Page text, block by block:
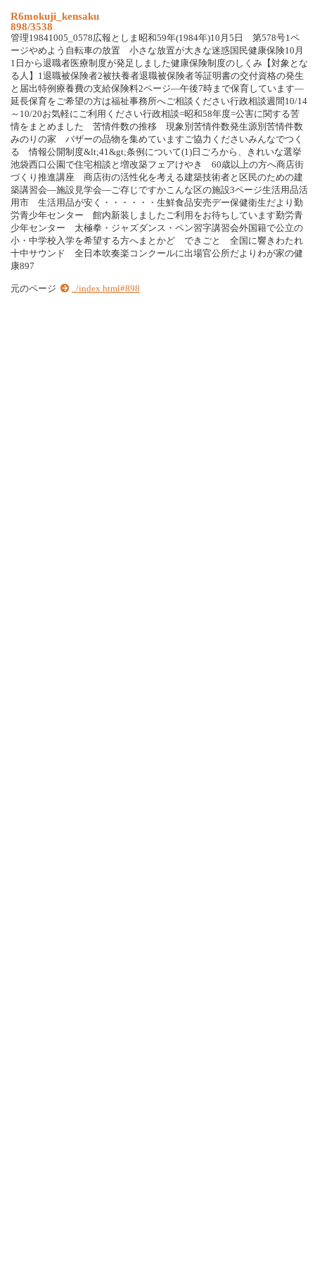
R6mokuji_kensaku
898/3538
管理19841005_0578広報としま昭和59年(1984年)10月5日 第578号1ペ
ージやめよう自転車の放置 小さな放置が大きな迷惑国民健康保険10月
1日から退職者医療制度が発足しました健康保険制度のしくみ【対象とな
る人】1退職被保険者2被扶養者退職被保険者等証明書の交付資格の発生
と届出特例療養費の支給保険料2ページ―午後7時まで保育しています―
延長保育をご希望の方は福祉事務所へご相談ください行政相談週間10/14
～10/20お気軽にご利用ください行政相談=昭和58年度=公害に関する苦
情をまとめました 苦情件数の推移 現象別苦情件数発生源別苦情件数
みのりの家 バザーの品物を集めていますご協力くださいみんなでつく
る 情報公開制度&lt;41&gt;条例について(1)日ごろから、きれいな選挙
池袋西口公園で住宅相談と増改築フェアけやき 60歳以上の方へ商店街
づくり推進講座 商店街の活性化を考える建築技術者と区民のための建
築講習会―施設見学会―ご存じですかこんな区の施設3ページ生活用品活
用市 生活用品が安く・・・・・・生鮮食品安売デー保健衛生だより勤
労青少年センター 館内新装しましたご利用をお待ちしています勤労青
少年センター 太極拳・ジャズダンス・ペン習字講習会外国籍で公立の
小・中学校入学を希望する方へまとかど できごと 全国に響きわたれ
十中サウンド 全日本吹奏楽コンクールに出場官公所だよりわが家の健
康897
元のページ ../index.html#898